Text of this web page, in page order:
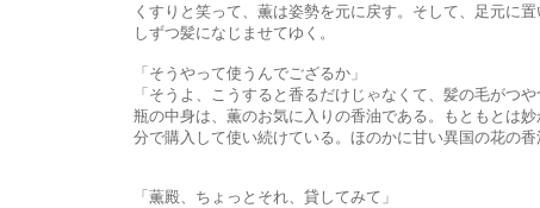
くすりと笑って、薫は姿勢を元に戻す。そして、足元に置いてあ
しずつ髪になじませてゆく。
「そうやって使うんでござるか」
「そうよ、こうすると香るだけじゃなくて、髪の毛がつやつ
瓶の中身は、薫のお気に入りの香油である。もともとは妙から貰
分で購入して使い続けている。ほのかに甘い異国の花の香油は
「薫殿、ちょっとそれ、貸してみて」